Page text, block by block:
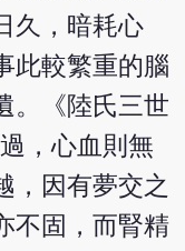
久，暗耗心
此較繁重的腦
。《陸氏三世
，心血則無
，因有夢交之
不固，而腎精